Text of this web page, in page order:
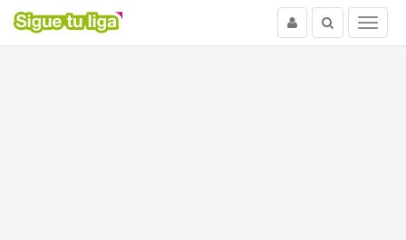
Menu
Buscar
Usuario